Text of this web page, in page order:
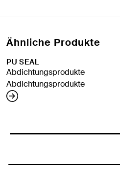
Ähnliche Produkte
PU SEAL
Abdichtungsprodukte
Abdichtungsprodukte